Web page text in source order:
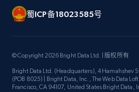
Sku, Product id, Product name,
and more.
蜀ICP备18023585号
© Copyright 2026 Bright Data Ltd. | 版权所有
Bright Data Ltd. (Headquarters), 4 Hamahshev
(POB 8025) | Bright Data, Inc., The Web Data
Francisco, CA 94107, United States Bright Data,